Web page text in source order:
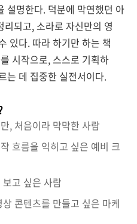
설명한다. 덕분에 막연했던 아
되고, 소라로 자신만의 영
있다. 따라 하기만 하는 책
시작으로, 스스로 기획하
는 데 집중한 실전서이다.
, 처음이라 막막한 사람
흐름을 익히고 싶은 예비 크
고 싶은 사람
콘텐츠를 만들고 싶은 마케